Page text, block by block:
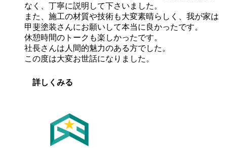
なく、丁寧に説明して下さいました。
また、施工の材質や技術も大変素晴らしく、我が家は
甲斐塗装さんにお願いして本当に良かったです。
休憩時間のトークも楽しかったです。
社長さんは人間的魅力のある方でした。
この度は大変お世話になりました。
詳しくみる